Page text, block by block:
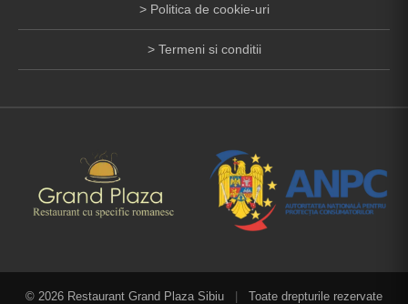
Politica de cookie-uri
Termeni si conditii
© 2026 Restaurant Grand Plaza Sibiu | Toate drepturile rezervate